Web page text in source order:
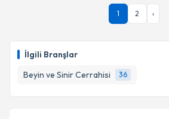
İlgili Branşlar
Beyin ve Sinir Cerrahisi
36
Yrd. Doç. Dr. Mustafa Nevzat
takvimi talebi oluşturun. Size bu
bilgilendireceğiz.
1 2 ›